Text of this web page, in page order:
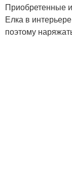
Приобретенные
Елка в
поэтому